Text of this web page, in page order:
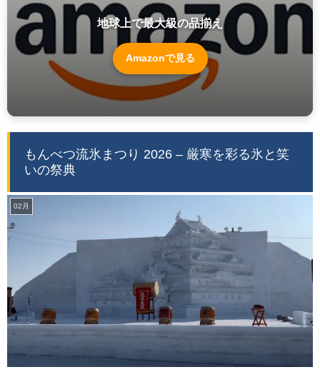
地球上で最大級の品揃え
Amazonで見る
もんべつ流氷まつり 2026 – 厳寒を彩る氷と笑
いの祭典
02月